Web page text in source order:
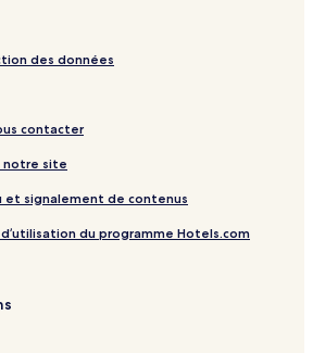
des données
contacter
notre site
et signalement de contenus
du programme Hotels.com